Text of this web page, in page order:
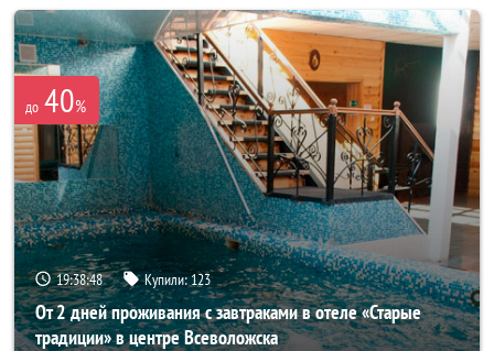
до 40%
19:38:46 Купили:123
От 2 дней проживания с завтраками в отеле «Старые
традиции» в центре Всеволожска